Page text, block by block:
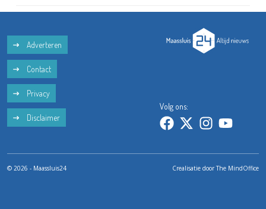
Adverteren
Contact
Privacy
Disclaimer
Volg ons:
© 2026 - Maassluis24 Crealisatie doorThe MindOffice